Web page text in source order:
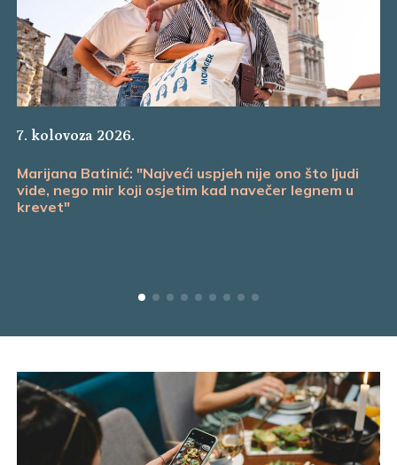
7. kolovoza 2026.
Marijana Batinić: "Najveći uspjeh nije ono što ljudi
vide, nego mir koji osjetim kad navečer legnem u
krevet"